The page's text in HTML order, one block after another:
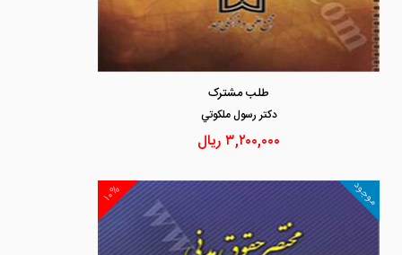
طلب مشترک
دكتر رسول ملكوتي
۳,۲۰۰,۰۰۰ریال
۱۰% موجود